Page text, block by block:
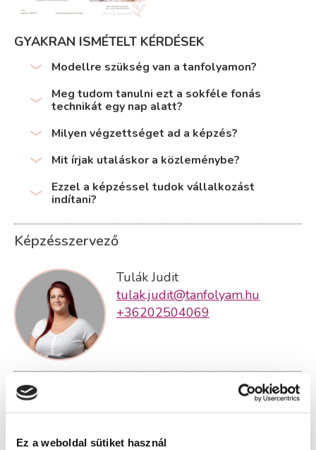
Ez a weboldal sütiket használ
GYAKRAN ISMÉTELT KÉRDÉSEK
Modellre szükség van a tanfolyamon?
Meg tudom tanulni ezt a sokféle fonás
technikát egy nap alatt?
Milyen végzettséget ad a képzés?
Mit írjak utaláskor a közleménybe?
Ezzel a képzéssel tudok vállalkozást
indítani?
Képzésszervező
Tulák Judit
tulak.judit@tanfolyam.hu
+36202504069